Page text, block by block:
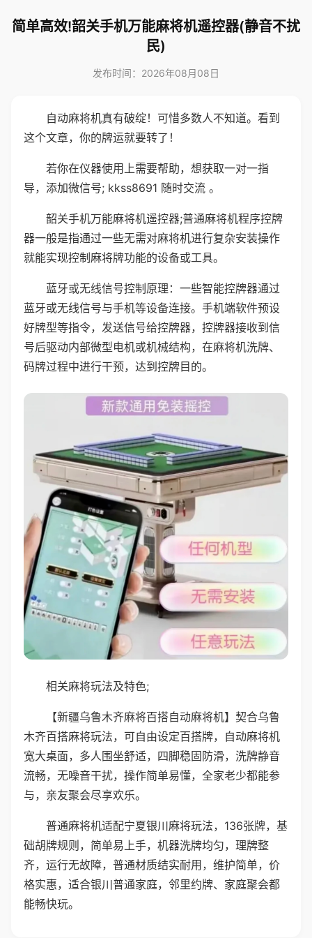
简单高效!韶关手机万能麻将机遥控器(静音不扰
民)
发布时间：2026年08月08日
自动麻将机真有破绽！可惜多数人不知道。看到
这个文章，你的牌运就要转了！
若你在仪器使用上需要帮助，想获取一对一指
导，添加微信号; kkss8691 随时交流 。
韶关手机万能麻将机遥控器;普通麻将机程序控牌
器一般是指通过一些无需对麻将机进行复杂安装操作
就能实现控制麻将牌功能的设备或工具。
蓝牙或无线信号控制原理：一些智能控牌器通过
蓝牙或无线信号与手机等设备连接。手机端软件预设
好牌型等指令，发送信号给控牌器，控牌器接收到信
号后驱动内部微型电机或机械结构，在麻将机洗牌、
码牌过程中进行干预，达到控牌目的。
相关麻将玩法及特色;
【新疆乌鲁木齐麻将百搭自动麻将机】契合乌鲁
木齐百搭麻将玩法，可自由设定百搭牌，自动麻将机
宽大桌面，多人围坐舒适，四脚稳固防滑，洗牌静音
流畅，无噪音干扰，操作简单易懂，全家老少都能参
与，亲友聚会尽享欢乐。
普通麻将机适配宁夏银川麻将玩法，136张牌，基
础胡牌规则，简单易上手，机器洗牌均匀，理牌整
齐，运行无故障，普通材质结实耐用，维护简单，价
格实惠，适合银川普通家庭，邻里约牌、家庭聚会都
能畅快玩。